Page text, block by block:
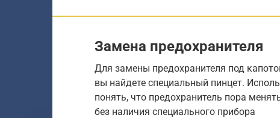
Замена предохранителя
Для замены предохранителя под
вы найдете специальный пинцет.
понять, что предохранитель пора
без наличия специального прибора